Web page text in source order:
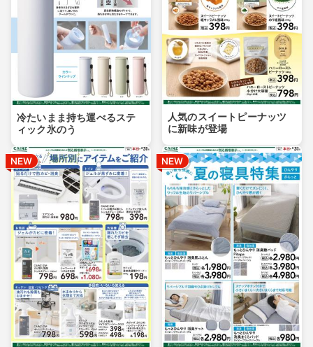
冷たいまま持ち運べるステ
ィック氷のう
人気のスイートピーナッツ
に新味が登場